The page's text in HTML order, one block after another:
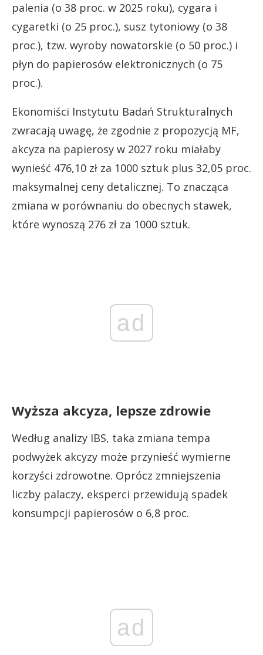
palenia (o 38 proc. w 2025 roku), cygara i
cygaretki (o 25 proc.), susz tytoniowy (o 38
proc.), tzw. wyroby nowatorskie (o 50 proc.) i
płyn do papierosów elektronicznych (o 75
proc.).
Ekonomiści Instytutu Badań Strukturalnych
zwracają uwagę, że zgodnie z propozycją MF,
akcyza na papierosy w 2027 roku miałaby
wynieść 476,10 zł za 1000 sztuk plus 32,05 proc.
maksymalnej ceny detalicznej. To znacząca
zmiana w porównaniu do obecnych stawek,
które wynoszą 276 zł za 1000 sztuk.
ad
Wyższa akcyza, lepsze zdrowie
Według analizy IBS, taka zmiana tempa
podwyżek akcyzy może przynieść wymierne
korzyści zdrowotne. Oprócz zmniejszenia
liczby palaczy, eksperci przewidują spadek
konsumpcji papierosów o 6,8 proc.
ad